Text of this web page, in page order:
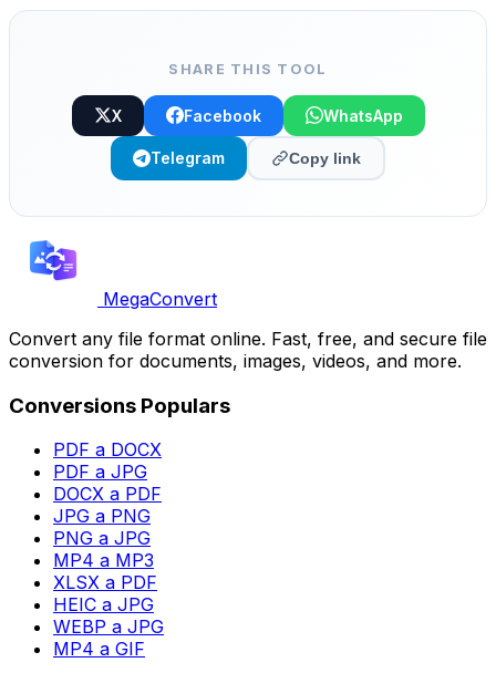
SHARE THIS TOOL
X Facebook WhatsApp
Telegram Copy link
MegaConvert
Convert any file format online. Fast, free, and secure file
conversion for documents, images, videos, and more.
Conversions Populars
PDF a DOCX
PDF a JPG
DOCX a PDF
JPG a PNG
PNG a JPG
MP4 a MP3
XLSX a PDF
HEIC a JPG
WEBP a JPG
MP4 a GIF